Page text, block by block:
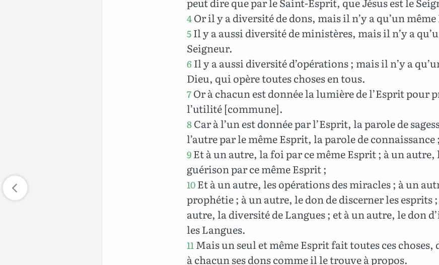
4Or il y a diversité de dons, mais il n’y a qu’un
5Il y a aussi diversité de ministères, mais il n’y a
Seigneur.
6 Il y a aussi diversité d’opérations ; mais il n’y a
Dieu, qui opère toutes choses en tous.
7Or à chacun est donnée la lumière de l’Esprit pour
l’utilité [commune].
8Car à l’un est donnée par l’Esprit, la parole de
l’autre par le même Esprit, la parole de connaissance ;
9Et à un autre, la foi par ce même Esprit ; à un autre,
guérison par ce même Esprit ;
10Et à un autre, les opérations des miracles ; à un
prophétie ; à un autre, le don de discerner les esprits
autre, la diversité de Langues ; et à un autre, le don
les Langues.
11Mais un seul et même Esprit fait toutes ces
à chacun ses dons comme il le trouve à propos.